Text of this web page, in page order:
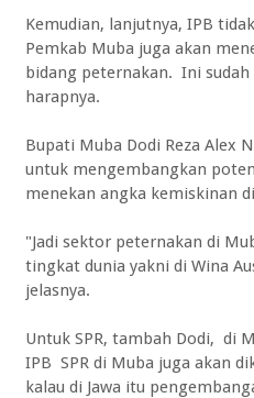
Kemudian, lanjutnya, IPB
Pemkab Muba juga akan
bidang peternakan. Ini sudah
harapnya.
Bupati Muba Dodi Reza Alex
untuk mengembangkan
menekan angka kemiskinan
"Jadi sektor peternakan di
tingkat dunia yakni di Wina
jelasnya.
Untuk SPR, tambah Dodi, di
IPB SPR di Muba juga akan
kalau di Jawa itu